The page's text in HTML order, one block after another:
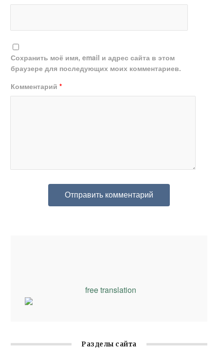
Сохранить моё имя, email и адрес сайта в этом
браузере для последующих моих комментариев.
Комментарий*
free translation
Разделы сайта